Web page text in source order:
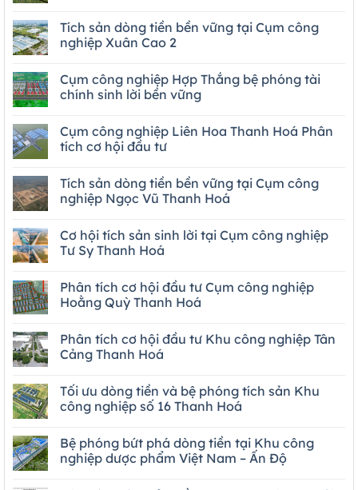
Tích sản dòng tiền bền vững tại Cụm công
nghiệp Xuân Cao 2
Cụm công nghiệp Hợp Thắng bệ phóng tài
chính sinh lời bền vững
Cụm công nghiệp Liên Hoa Thanh Hoá Phân
tích cơ hội đầu tư
Tích sản dòng tiền bền vững tại Cụm công
nghiệp Ngọc Vũ Thanh Hoá
Cơ hội tích sản sinh lời tại Cụm công nghiệp
Tư Sy Thanh Hoá
Phân tích cơ hội đầu tư Cụm công nghiệp
Hoằng Quỳ Thanh Hoá
Phân tích cơ hội đầu tư Khu công nghiệp Tân
Cảng Thanh Hoá
Tối ưu dòng tiền và bệ phóng tích sản Khu
công nghiệp số 16 Thanh Hoá
Bệ phóng bứt phá dòng tiền tại Khu công
nghiệp dược phẩm Việt Nam – Ấn Độ